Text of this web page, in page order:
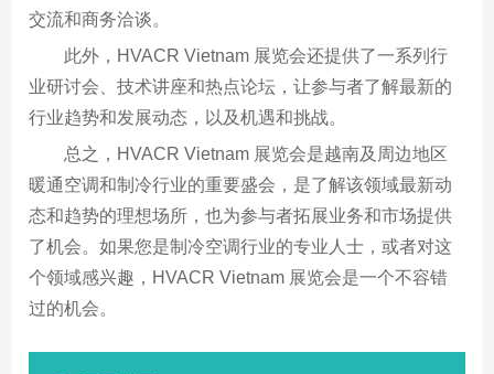
交流和商务洽谈。
此外，HVACR Vietnam 展览会还提供了一系列行
业研讨会、技术讲座和热点论坛，让参与者了解最新的
行业趋势和发展动态，以及机遇和挑战。
总之，HVACR Vietnam 展览会是越南及周边地区
暖通空调和制冷行业的重要盛会，是了解该领域最新动
态和趋势的理想场所，也为参与者拓展业务和市场提供
了机会。如果您是制冷空调行业的专业人士，或者对这
个领域感兴趣，HVACR Vietnam 展览会是一个不容错
过的机会。